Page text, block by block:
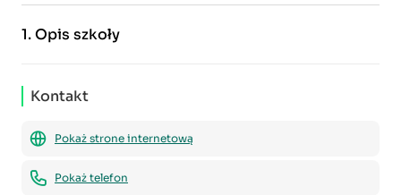
1.Opis szkoły
Kontakt
Pokaż strone internetową
Pokaż telefon